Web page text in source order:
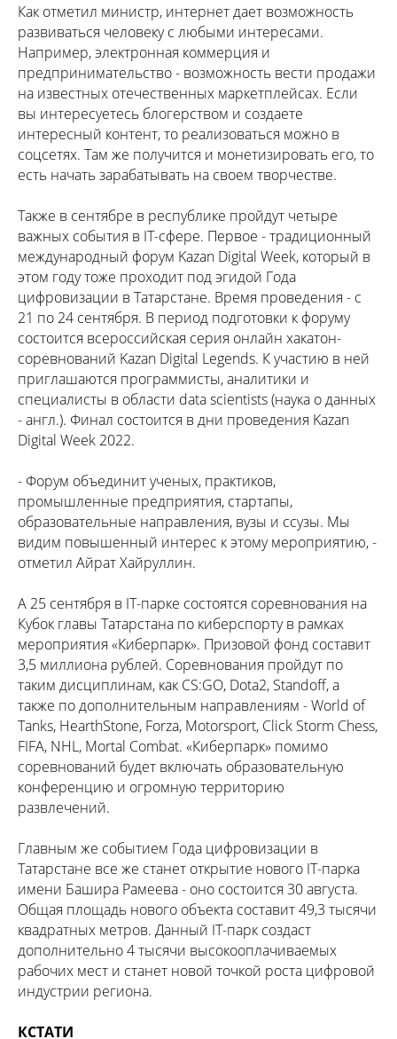
Как отметил министр, интернет дает возможность
развиваться человеку с любыми интересами.
Например, электронная коммерция и
предпринимательство - возможность вести продажи
на известных отечественных маркетплейсах. Если
вы интересуетесь блогерством и создаете
интересный контент, то реализоваться можно в
соцсетях. Там же получится и монетизировать его, то
есть начать зарабатывать на своем творчестве.
Также в сентябре в республике пройдут четыре
важных события в IT-сфере. Первое - традиционный
международный форум Kazan Digital Week, который в
этом году тоже проходит под эгидой Года
цифровизации в Татарстане. Время проведения - с
21 по 24 сентября. В период подготовки к форуму
состоится всероссийская серия онлайн хакатон-
соревнований Kazan Digital Legends. К участию в ней
приглашаются программисты, аналитики и
специалисты в области data scientists (наука о данных
- англ.). Финал состоится в дни проведения Kazan
Digital Week 2022.
- Форум объединит ученых, практиков,
промышленные предприятия, стартапы,
образовательные направления, вузы и ссузы. Мы
видим повышенный интерес к этому мероприятию, -
отметил Айрат Хайруллин.
А 25 сентября в IT-парке состоятся соревнования на
Кубок главы Татарстана по киберспорту в рамках
мероприятия «Киберпарк». Призовой фонд составит
3,5 миллиона рублей. Соревнования пройдут по
таким дисциплинам, как CS:GO, Dota2, Standoff, а
также по дополнительным направлениям - World of
Tanks, HearthStone, Forza, Motorsport, Click Storm Chess,
FIFA, NHL, Mortal Combat. «Киберпарк» помимо
соревнований будет включать образовательную
конференцию и огромную территорию
развлечений.
Главным же событием Года цифровизации в
Татарстане все же станет открытие нового IT-парка
имени Башира Рамеева - оно состоится 30 августа.
Общая площадь нового объекта составит 49,3 тысячи
квадратных метров. Данный IT-парк создаст
дополнительно 4 тысячи высокооплачиваемых
рабочих мест и станет новой точкой роста цифровой
индустрии региона.
КСТАТИ